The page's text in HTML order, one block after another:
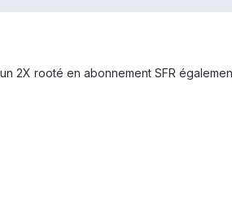
2X rooté en abonnement SFR